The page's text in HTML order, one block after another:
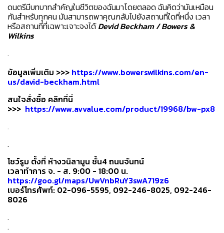
ดนตรีมีบทบาทสำคัญในชีวิตของฉันมาโดยตลอด ฉันคิดว่ามันเหมือน
กันสำหรับทุกคน มันสามารถพาคุณกลับไปยังสถานที่ใดที่หนึ่ง เวลา
หรือสถานที่ที่เฉพาะเจาะจงได้​Devid Beckham / Bowers &
Wilkins
.
ข้อมูลเพิ่มเติม >>> https://www.bowerswilkins.com/en-
us/david-beckham.html
สนใจสั่งซื้อ คลิกที่นี่
>>> https://www.avvalue.com/product/19968/bw-px8
.
.
โชว์รูม ตั้งที่ ห้างวนิลามูน ชั้น4 ถนนจันทน์
เวลาทำการ จ. - ส. 9:00 - 18:00 น.
https://goo.gl/maps/UwVnbRuY3swA719z6
เบอร์โทรศัพท์: 02-096-5595, 092-246-8025, 092-246-
8026
.
.